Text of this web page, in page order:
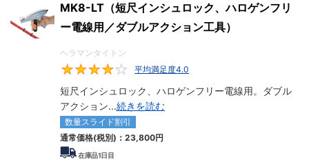
MK8-LT（短尺インシュロック、ハロゲンフリ
ー電線用／ダブルアクション工具）
ヘラマンタイトン
平均満足度4.0
短尺インシュロック、ハロゲンフリー電線用。ダブル
アクション...続きを読む
数量スライド割引
通常価格(税別)： 23,800円
在庫品1日目